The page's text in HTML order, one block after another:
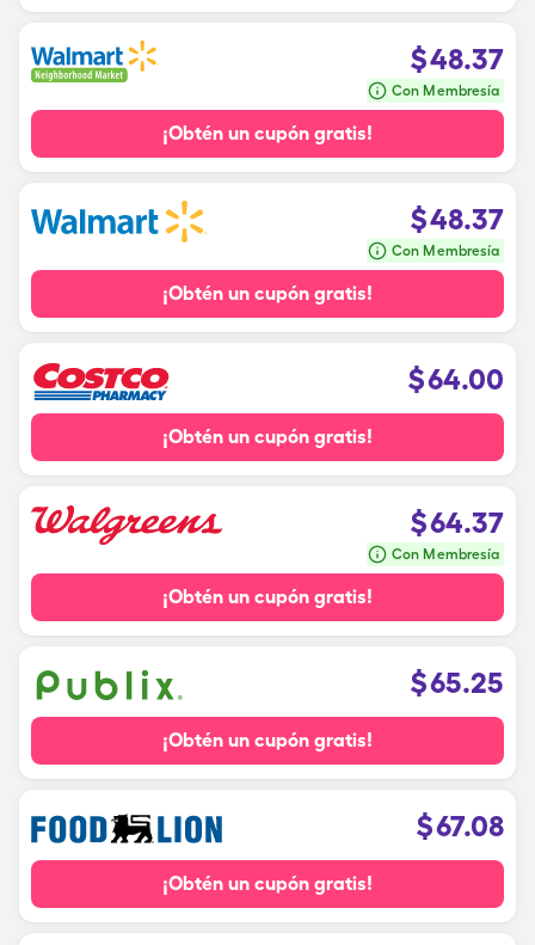
$48.37
Con Membresía
¡Obtén un cupón gratis!
$48.37
Con Membresía
¡Obtén un cupón gratis!
$64.00
¡Obtén un cupón gratis!
$64.37
Con Membresía
¡Obtén un cupón gratis!
$65.25
¡Obtén un cupón gratis!
$67.08
¡Obtén un cupón gratis!